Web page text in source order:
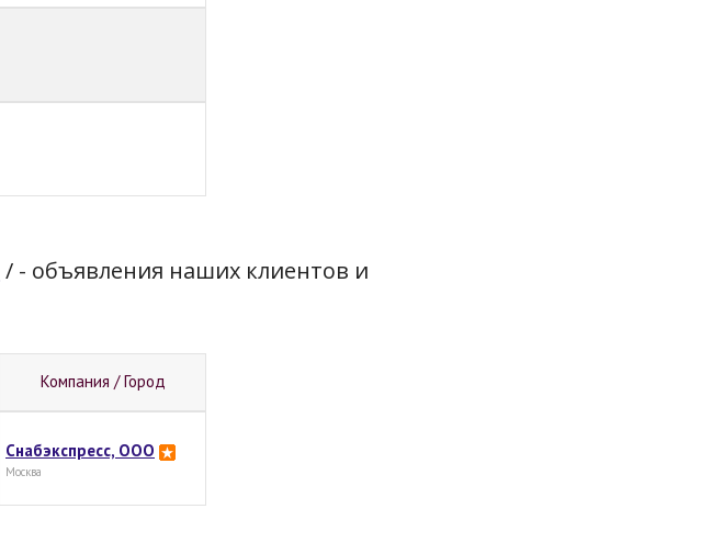
/ - объявления наших клиентов и
Компания / Город
Снабэкспресс, ООО
Москва